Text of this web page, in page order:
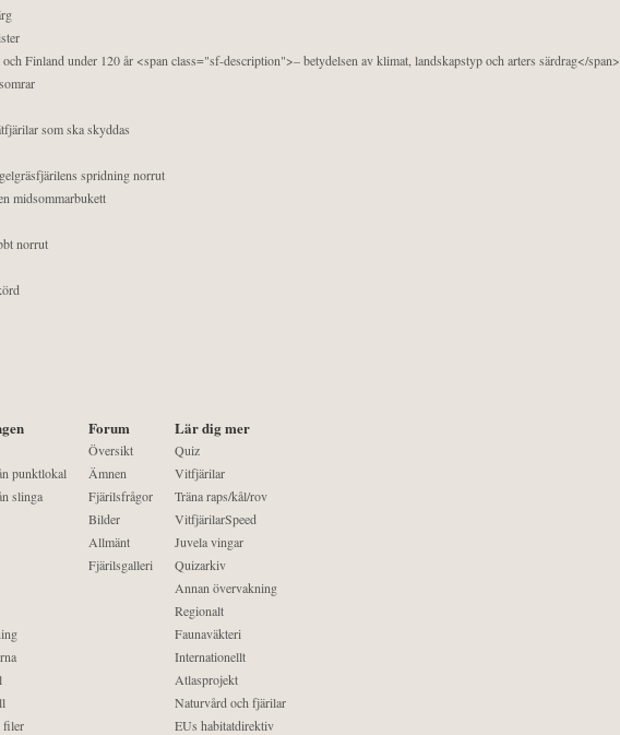
Finland under 120 år <span class="sf-description">– betydelsen av klimat, landskapstyp och arters särdrag</span>
som ska skyddas
spridning norrut
midsommarbukett
norrut
punktlokal
slinga
filer
Forum
Översikt
Ämnen
Fjärilsfrågor
Bilder
Allmänt
Fjärilsgalleri
Lär dig mer
Quiz
Vitfjärilar
Träna raps/kål/rov
VitfjärilarSpeed
Juvela vingar
Quizarkiv
Annan övervakning
Regionalt
Faunaväkteri
Internationellt
Atlasprojekt
Naturvård och fjärilar
EUs habitatdirektiv